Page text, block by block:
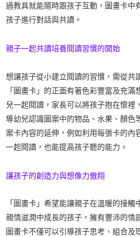
過教具就能隨時跟孩子互動，圖畫卡中
孩子進行對話與共讀。
親子一起共讀培養閱讀習慣的開始
想讓孩子從小建立閱讀的習慣，需從共
「圖畫卡」的正面有著色彩豐富及充
兒一起閱讀，家長可以將孩子抱在懷裡
導幼兒認識圖案中的物品、水果、顏色
案卡內容的延伸，例如利用每張卡的內
一起閱讀，也能提高孩子聽的能力。
讓孩子的創造力與想像力傲翔
「圖畫卡」希望能讓親子在溫暖的接
親情滋潤中成長的孩子，擁有豐沛的情
圖畫卡不僅可以引導孩子思考、組合及